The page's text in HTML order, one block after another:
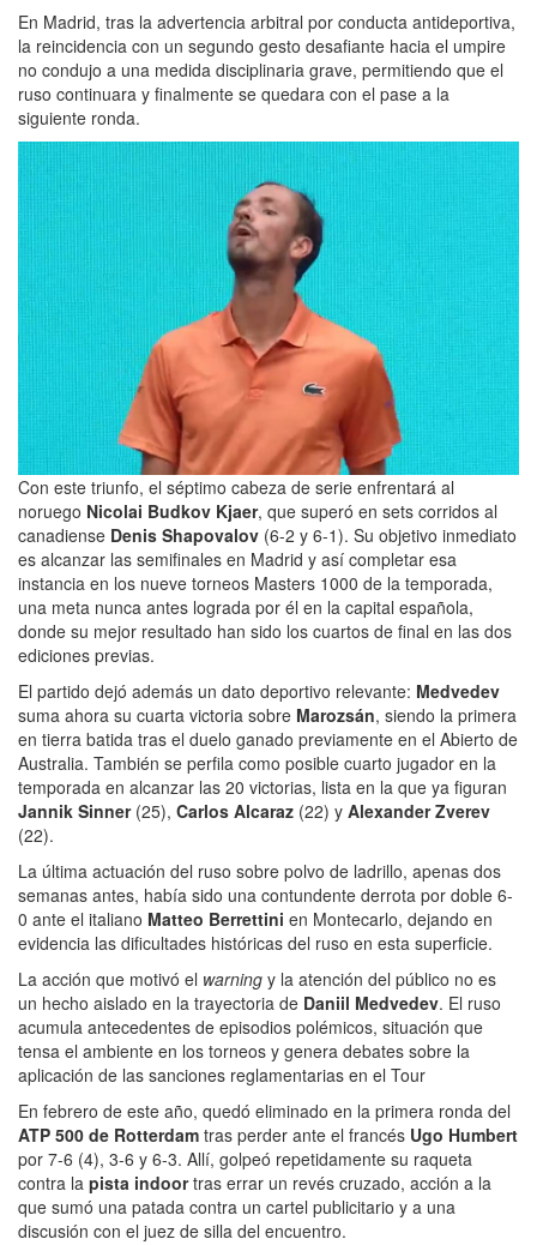
En Madrid, tras la advertencia arbitral por conducta antideportiva,
la reincidencia con un segundo gesto desafiante hacia el umpire
no condujo a una medida disciplinaria grave, permitiendo que el
ruso continuara y finalmente se quedara con el pase a la
siguiente ronda.
Con este triunfo, el séptimo cabeza de serie enfrentará al
noruego Nicolai Budkov Kjaer, que superó en sets corridos al
canadiense Denis Shapovalov (6-2 y 6-1). Su objetivo inmediato
es alcanzar las semifinales en Madrid y así completar esa
instancia en los nueve torneos Masters 1000 de la temporada,
una meta nunca antes lograda por él en la capital española,
donde su mejor resultado han sido los cuartos de final en las dos
ediciones previas.
El partido dejó además un dato deportivo relevante: Medvedev
suma ahora su cuarta victoria sobre Marozsán, siendo la primera
en tierra batida tras el duelo ganado previamente en el Abierto de
Australia. También se perfila como posible cuarto jugador en la
temporada en alcanzar las 20 victorias, lista en la que ya figuran
Jannik Sinner(25), Carlos Alcaraz (22) y Alexander Zverev
(22).
La última actuación del ruso sobre polvo de ladrillo, apenas dos
semanas antes, había sido una contundente derrota por doble 6-
0 ante el italiano Matteo Berrettini en Montecarlo, dejando en
evidencia las dificultades históricas del ruso en esta superficie.
La acción que motivó el warning y la atención del público no es
un hecho aislado en la trayectoria de Daniil Medvedev. El ruso
acumula antecedentes de episodios polémicos, situación que
tensa el ambiente en los torneos y genera debates sobre la
aplicación de las sanciones reglamentarias en el Tour
En febrero de este año, quedó eliminado en la primera ronda del
ATP 500 de Rotterdam tras perder ante el francés Ugo Humbert
por 7-6 (4), 3-6 y 6-3. Allí, golpeó repetidamente su raqueta
contra la pista indoortras errar un revés cruzado, acción a la
que sumó una patada contra un cartel publicitario y a una
discusión con el juez de silla del encuentro.